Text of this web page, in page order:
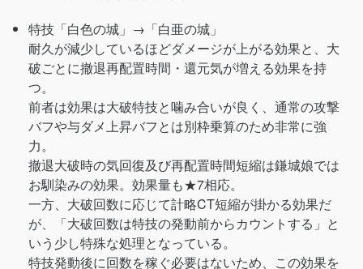
特技「白色の城」→「白亜の城」
耐久が減少しているほどダメージが上がる効果と、大
破ごとに撤退再配置時間・還元気が増える効果を持
つ。
前者は効果は大破特技と噛み合いが良く、通常の攻撃
バフや与ダメ上昇バフとは別枠乗算のため非常に強
力。
撤退大破時の気回復及び再配置時間短縮は鎌城娘では
お馴染みの効果。効果量も★7相応。
一方、大破回数に応じて計略CT短縮が掛かる効果だ
が、「大破回数は特技の発動前からカウントする」と
いう少し特殊な処理となっている。
特技発動後に回数を稼ぐ必要はないため、この効果を